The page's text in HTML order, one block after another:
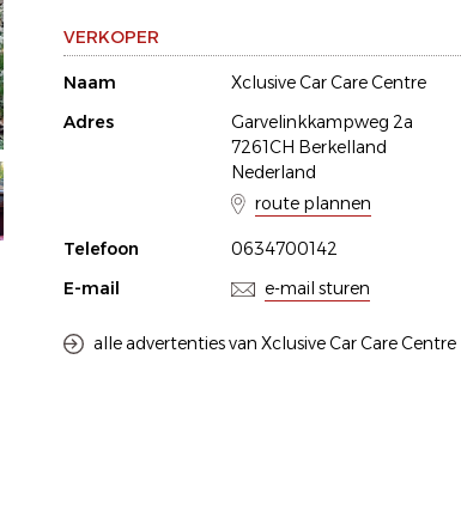
VERKOPER
Naam
Xclusive Car Care Centre
Adres
Garvelinkkampweg 2a
7261CH Berkelland
Nederland
route plannen
Telefoon
0634700142
E-mail
e-mail sturen
alle advertenties van Xclusive Car Care Centre